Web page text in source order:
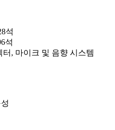
석
석
, 마이크 및 음향 시스템